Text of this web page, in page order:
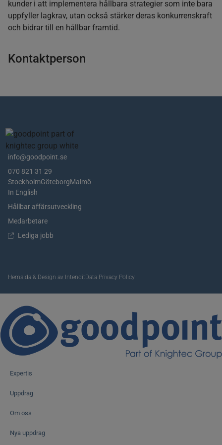
kunder i att implementera hållbara strategier som inte bara
uppfyller lagkrav, utan också stärker deras konkurrenskraft
och bidrar till en hållbar framtid.
Kontaktperson
info@goodpoint.se
070 821 31 29
StockholmGöteborgMalmö
In English
Hållbar affärsutveckling
Medarbetare
Lediga jobb
Hemsida & Design av IntenditData Privacy Policy
Expertis
Uppdrag
Om oss
Nya uppdrag